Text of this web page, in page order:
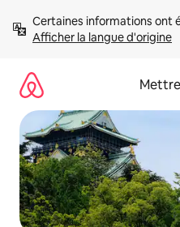
directement
Afficher la langue d'origine